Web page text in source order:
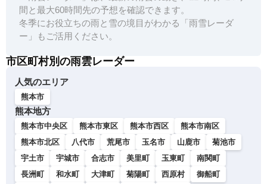
間と最大60時間先の予想を確認できます。
冬季にお役立ちの雨と雪の境目がわかる「雨雪レーダ
ー」もご活用ください。
市区町村別の雨雲レーダー
人気のエリア
熊本市
熊本地方
熊本市中央区 熊本市東区 熊本市西区
熊本市南区
熊本市北区
八代市 荒尾市 玉名市 山鹿市
菊池市
宇土市
宇城市 合志市 美里町 玉東町
南関町
長洲町
和水町 大津町 菊陽町 西原村
御船町